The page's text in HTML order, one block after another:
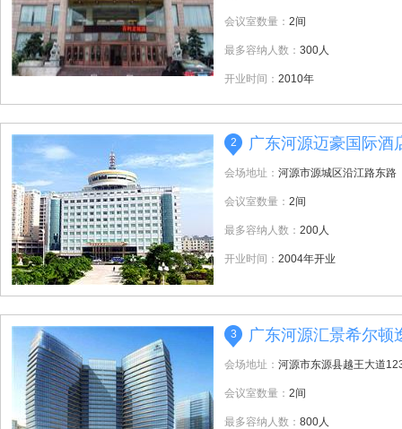
会议室数量： 2间
最多容纳人数： 300人
开业时间： 2010年
2 广东河源迈豪国际酒
会场地址： 河源市源城区沿江路东路
会议室数量： 2间
最多容纳人数： 200人
开业时间： 2004年开业
3 广东河源汇景希尔顿
会场地址： 河源市东源县越王大道
会议室数量： 2间
最多容纳人数： 800人